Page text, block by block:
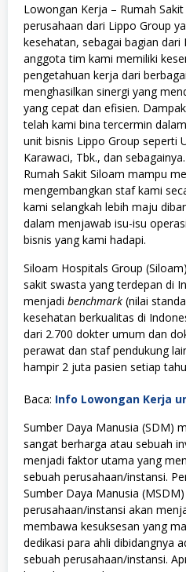
Lowongan Kerja – Rumah
perusahaan dari Lippo Group
kesehatan, sebagai bagian dari
anggota tim kami memiliki
pengetahuan kerja dari
menghasilkan sinergi yang
yang cepat dan efisien.
telah kami bina tercermin
unit bisnis Lippo Group seperti
Karawaci, Tbk., dan
Rumah Sakit Siloam mampu
mengembangkan staf kami
kami selangkah lebih maju
dalam menjawab isu-isu
bisnis yang kami hadapi.
Siloam Hospitals Group
sakit swasta yang terdepan di
menjadi benchmark (nilai
kesehatan berkualitas di
dari 2.700 dokter umum dan
perawat dan staf pendukung
hampir 2 juta pasien setiap
Baca: Info Lowongan Kerja
Sumber Daya Manusia (SDM)
sangat berharga atau sebuah
menjadi faktor utama yang
sebuah perusahaan/instansi.
Sumber Daya Manusia
perusahaan/instansi akan
membawa kesuksesan yang
dedikasi para ahli dibidangnya
sebuah perusahaan/instansi.